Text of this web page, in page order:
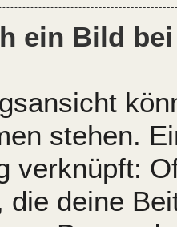
ein Bild
stehen.
verknüpft:
die deine